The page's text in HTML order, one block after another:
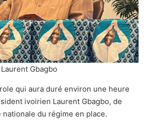
Gbagbo
qui aura duré environ une heure
ivoirien Laurent Gbagbo, de
du régime en place.